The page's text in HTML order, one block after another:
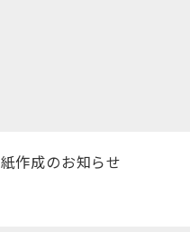
作成のお知らせ